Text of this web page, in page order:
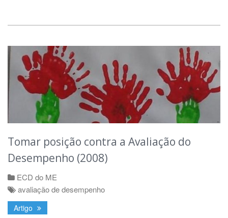
Tomar posição contra a Avaliação do
Desempenho (2008)
ECD do ME
avaliação de desempenho
Artigo